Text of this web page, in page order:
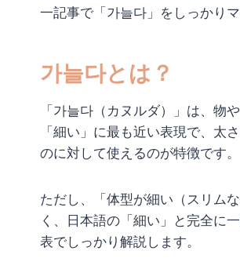
一記事で「가늘다」をしっかり
가늘다とは？
「가늘다（カヌルダ）」は、
「細い」に最も近い表現で、太
のに対して使えるのが特徴です。
ただし、「体型が細い（スリム
く、日本語の「細い」と完全に
表でしっかり解説します。